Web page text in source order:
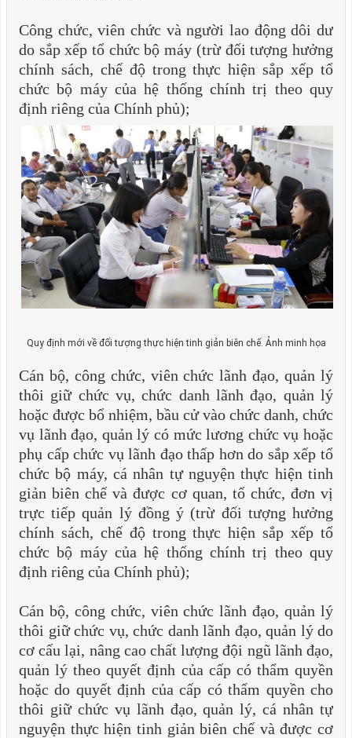
Công chức, viên chức và người lao động dôi dư
do sắp xếp tổ chức bộ máy (trừ đối tượng hưởng
chính sách, chế độ trong thực hiện sắp xếp tổ
chức bộ máy của hệ thống chính trị theo quy
định riêng của Chính phủ);
Quy định mới về đối tượng thực hiện tinh giản biên chế. Ảnh minh họa
Cán bộ, công chức, viên chức lãnh đạo, quản lý
thôi giữ chức vụ, chức danh lãnh đạo, quản lý
hoặc được bổ nhiệm, bầu cử vào chức danh, chức
vụ lãnh đạo, quản lý có mức lương chức vụ hoặc
phụ cấp chức vụ lãnh đạo thấp hơn do sắp xếp tổ
chức bộ máy, cá nhân tự nguyện thực hiện tinh
giản biên chế và được cơ quan, tổ chức, đơn vị
trực tiếp quản lý đồng ý (trừ đối tượng hưởng
chính sách, chế độ trong thực hiện sắp xếp tổ
chức bộ máy của hệ thống chính trị theo quy
định riêng của Chính phủ);
Cán bộ, công chức, viên chức lãnh đạo, quản lý
thôi giữ chức vụ, chức danh lãnh đạo, quản lý do
cơ cấu lại, nâng cao chất lượng đội ngũ lãnh đạo,
quản lý theo quyết định của cấp có thẩm quyền
hoặc do quyết định của cấp có thẩm quyền cho
thôi giữ chức vụ lãnh đạo, quản lý, cá nhân tự
nguyện thực hiện tinh giản biên chế và được cơ